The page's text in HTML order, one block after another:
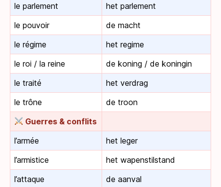
le parlement
het parlement
le pouvoir
de macht
le régime
het regime
le roi / la reine
de koning / de koningin
le traité
het verdrag
le trône
de troon
Guerres & conflits
l’armée
het leger
l’armistice
het wapenstilstand
l’attaque
de aanval